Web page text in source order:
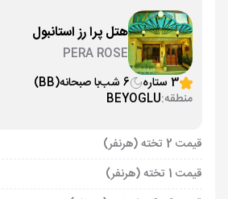
هتل پرا رز استانبول
PERA ROSE
3 ستاره
6 شب با صبحانه(BB)
منطقه:BEYOGLU
قیمت 2 تخته (هرنفر)
قیمت 1 تخته (هرنفر)